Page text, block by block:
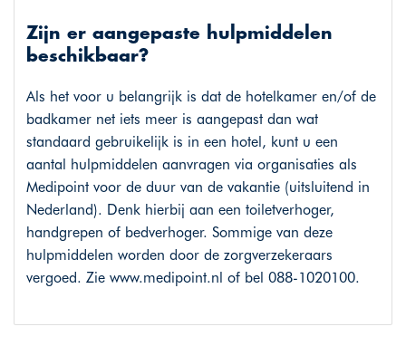
Zijn er aangepaste hulpmiddelen
beschikbaar?
Als het voor u belangrijk is dat de hotelkamer en/of de
badkamer net iets meer is aangepast dan wat
standaard gebruikelijk is in een hotel, kunt u een
aantal hulpmiddelen aanvragen via organisaties als
Medipoint voor de duur van de vakantie (uitsluitend in
Nederland). Denk hierbij aan een toiletverhoger,
handgrepen of bedverhoger. Sommige van deze
hulpmiddelen worden door de zorgverzekeraars
vergoed. Zie www.medipoint.nl of bel 088-1020100.